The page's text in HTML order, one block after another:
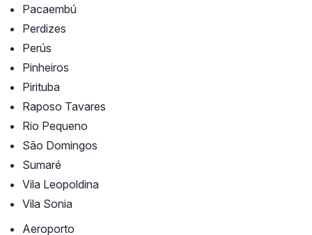
Pacaembú
Perdizes
Perús
Pinheiros
Pirituba
Raposo Tavares
Rio Pequeno
São Domingos
Sumaré
Vila Leopoldina
Vila Sonia
Aeroporto